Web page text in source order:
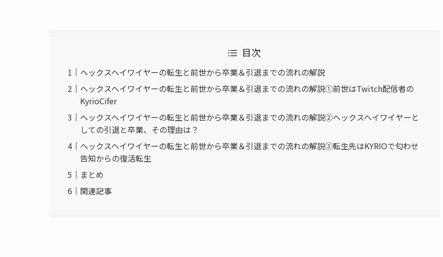
目次
ヘックスヘイワイヤーの転生と前世から卒業＆引退までの流れの解説
ヘックスヘイワイヤーの転生と前世から卒業＆引退までの流れの解説①前世はTwitch配信者の
KyrioCifer
ヘックスヘイワイヤーの転生と前世から卒業＆引退までの流れの解説②ヘックスヘイワイヤーと
しての引退と卒業、その理由は？
ヘックスヘイワイヤーの転生と前世から卒業＆引退までの流れの解説③転生先はKYRIOで匂わせ
告知からの復活転生
まとめ
関連記事